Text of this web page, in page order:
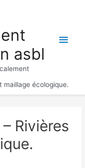
asbl
maillage écologique.
Rivières